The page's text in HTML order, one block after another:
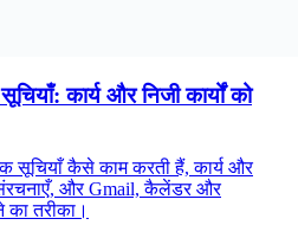
कार्य और निजी कार्यों को
सूचियाँ कैसे काम करती हैं, कार्य और
संरचनाएँ, और Gmail, कैलेंडर और
का तरीका।